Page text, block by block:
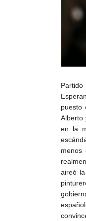
puesto
Alberto
en la
menos
aireó